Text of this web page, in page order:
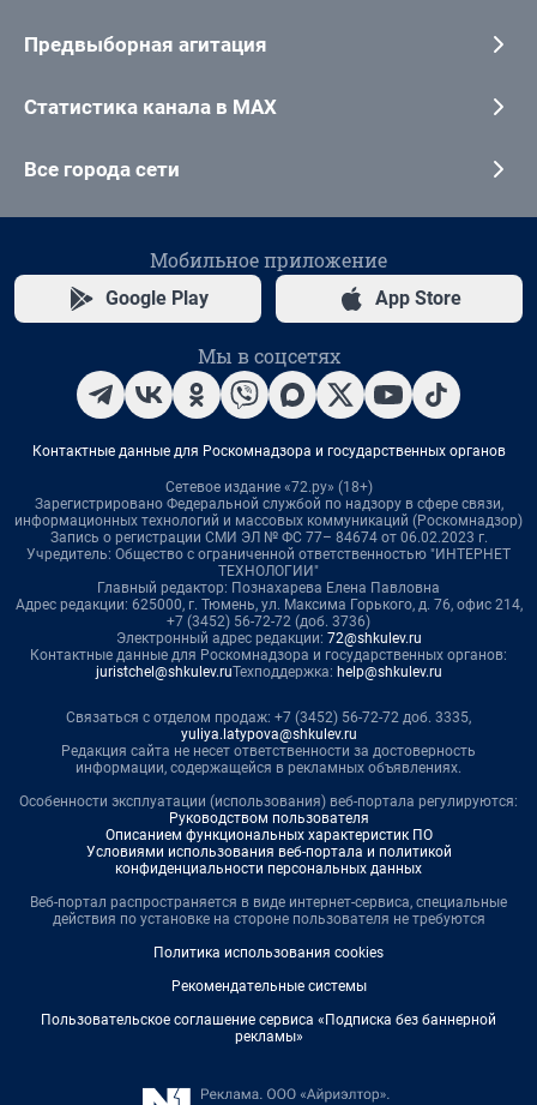
Предвыборная агитация
Статистика канала в MAX
Все города сети
Мобильное приложение
Google Play App Store
Мы в соцсетях
Контактные данные для Роскомнадзора и государственных органов
Сетевое издание «72.ру» (18+)
Зарегистрировано Федеральной службой по надзору в сфере связи,
информационных технологий и массовых коммуникаций (Роскомнадзор)
Запись о регистрации СМИ ЭЛ № ФС 77– 84674 от 06.02.2023 г.
Учредитель: Общество с ограниченной ответственностью "ИНТЕРНЕТ
ТЕХНОЛОГИИ"
Главный редактор: Познахарева Елена Павловна
Адрес редакции: 625000, г. Тюмень, ул. Максима Горького, д. 76, офис 214,
+7 (3452) 56-72-72 (доб. 3736)
Электронный адрес редакции: 72@shkulev.ru
Контактные данные для Роскомнадзора и государственных органов:
juristchel@shkulev.ruТехподдержка: help@shkulev.ru
Связаться с отделом продаж: +7 (3452) 56-72-72 доб. 3335,
yuliya.latypova@shkulev.ru
Редакция сайта не несет ответственности за достоверность
информации, содержащейся в рекламных объявлениях.
Особенности эксплуатации (использования) веб-портала регулируются:
Руководством пользователя
Описанием функциональных характеристик ПО
Условиями использования веб-портала и политикой
конфиденциальности персональных данных
Веб-портал распространяется в виде интернет-сервиса, специальные
действия по установке на стороне пользователя не требуются
Политика использования cookies
Рекомендательные системы
Пользовательское соглашение сервиса «Подписка без баннерной
рекламы»